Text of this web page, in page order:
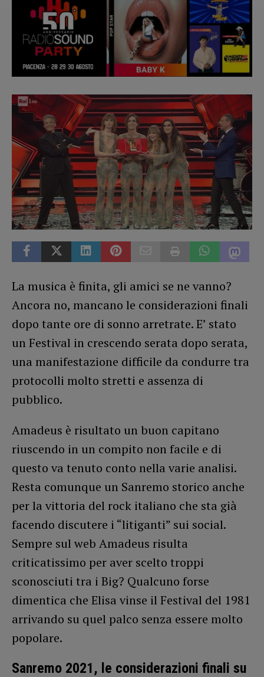
La musica è finita, gli amici se ne vanno?
Ancora no, mancano le considerazioni finali
dopo tante ore di sonno arretrate. E’ stato
un Festival in crescendo serata dopo serata,
una manifestazione difficile da condurre tra
protocolli molto stretti e assenza di
pubblico.
Amadeus è risultato un buon capitano
riuscendo in un compito non facile e di
questo va tenuto conto nella varie analisi.
Resta comunque un Sanremo storico anche
per la vittoria del rock italiano che sta già
facendo discutere i “litiganti” sui social.
Sempre sul web Amadeus risulta
criticatissimo per aver scelto troppi
sconosciuti tra i Big? Qualcuno forse
dimentica che Elisa vinse il Festival del 1981
arrivando su quel palco senza essere molto
popolare.
Sanremo 2021, le considerazioni finali su